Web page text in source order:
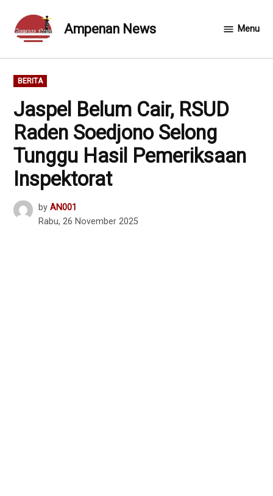
content
Ampenan News Menu
POSTED
IN
BERITA
Jaspel Belum Cair, RSUD
Raden Soedjono Selong
Tunggu Hasil Pemeriksaan
Inspektorat
by AN001
Rabu, 26 November 2025